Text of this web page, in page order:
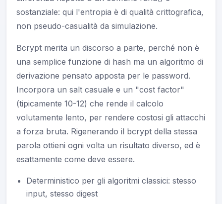
sostanziale: qui l'entropia è di qualità crittografica,
non pseudo-casualità da simulazione.
Bcrypt merita un discorso a parte, perché non è
una semplice funzione di hash ma un algoritmo di
derivazione pensato apposta per le password.
Incorpora un salt casuale e un "cost factor"
(tipicamente 10-12) che rende il calcolo
volutamente lento, per rendere costosi gli attacchi
a forza bruta. Rigenerando il bcrypt della stessa
parola ottieni ogni volta un risultato diverso, ed è
esattamente come deve essere.
Deterministico per gli algoritmi classici: stesso
input, stesso digest